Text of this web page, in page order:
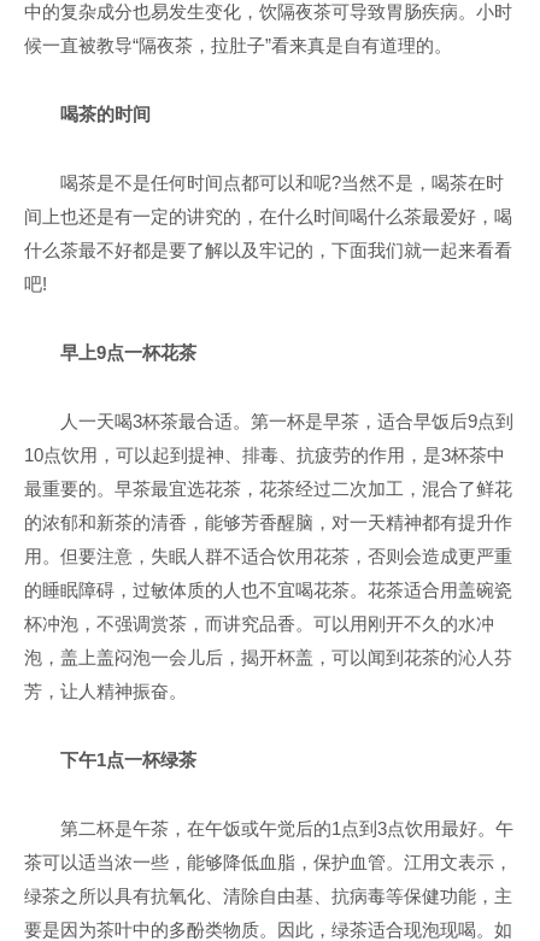
中的复杂成分也易发生变化，饮隔夜茶可导致胃肠疾病。小时
候一直被教导“隔夜茶，拉肚子”看来真是自有道理的。
喝茶的时间
喝茶是不是任何时间点都可以和呢?当然不是，喝茶在时
间上也还是有一定的讲究的，在什么时间喝什么茶最爱好，喝
什么茶最不好都是要了解以及牢记的，下面我们就一起来看看
吧!
早上9点一杯花茶
人一天喝3杯茶最合适。第一杯是早茶，适合早饭后9点到
10点饮用，可以起到提神、排毒、抗疲劳的作用，是3杯茶中
最重要的。早茶最宜选花茶，花茶经过二次加工，混合了鲜花
的浓郁和新茶的清香，能够芳香醒脑，对一天精神都有提升作
用。但要注意，失眠人群不适合饮用花茶，否则会造成更严重
的睡眠障碍，过敏体质的人也不宜喝花茶。花茶适合用盖碗瓷
杯冲泡，不强调赏茶，而讲究品香。可以用刚开不久的水冲
泡，盖上盖闷泡一会儿后，揭开杯盖，可以闻到花茶的沁人芬
芳，让人精神振奋。
下午1点一杯绿茶
第二杯是午茶，在午饭或午觉后的1点到3点饮用最好。午
茶可以适当浓一些，能够降低血脂，保护血管。江用文表示，
绿茶之所以具有抗氧化、清除自由基、抗病毒等保健功能，主
要是因为茶叶中的多酚类物质。因此，绿茶适合现泡现喝。如